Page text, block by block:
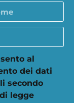
al
dei dati
secondo
legge